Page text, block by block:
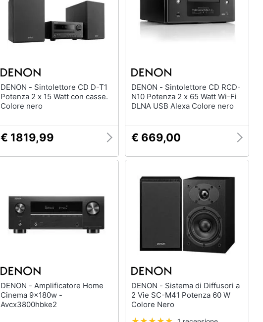
DENON - Sintolettore CD D-T1
Potenza 2 x 15 Watt con casse.
Colore nero
€ 1819,99
DENON - Sintolettore CD RCD-
N10 Potenza 2 x 65 Watt Wi-Fi
DLNA USB Alexa Colore nero
€ 669,00
DENON - Amplificatore Home
Cinema 9x180w -
Avcx3800hbke2
DENON - Sistema di Diffusori a
2 Vie SC-M41 Potenza 60 W
Colore Nero